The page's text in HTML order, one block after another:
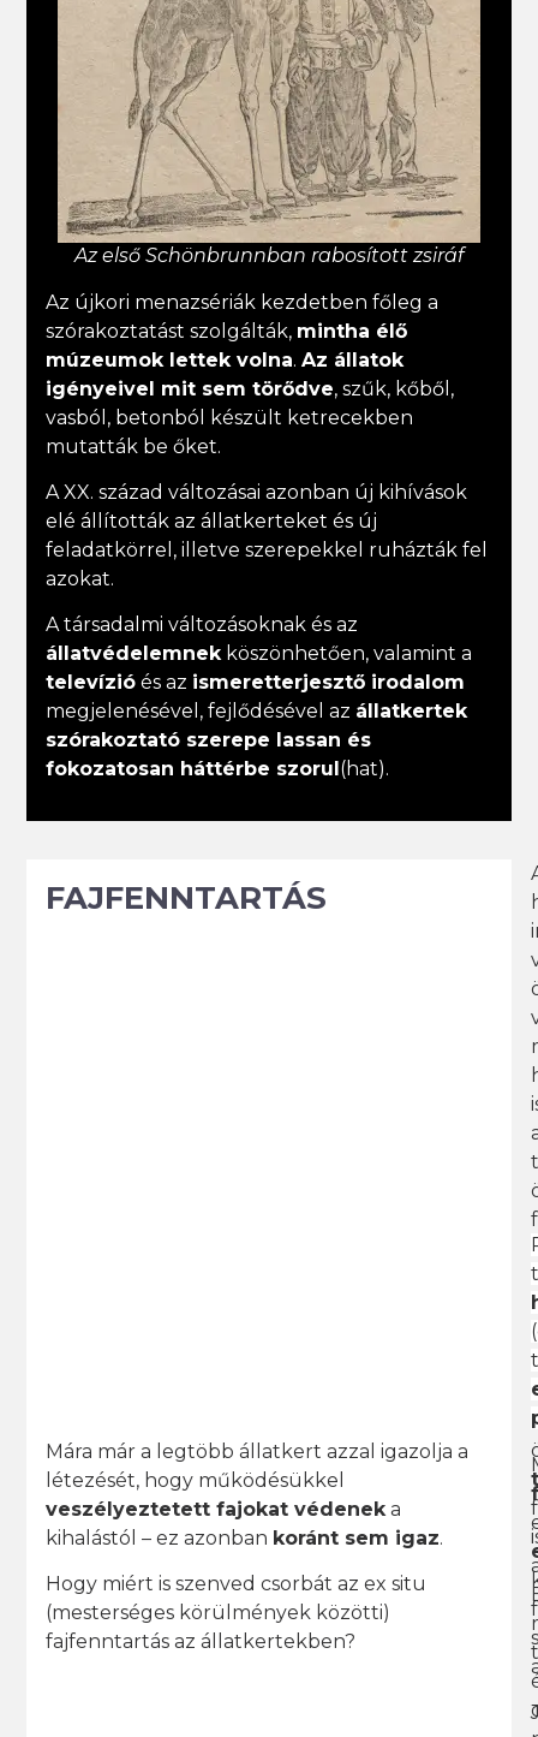
Az első Schönbrunnban rabosított zsiráf
Az újkori menazsériák kezdetben főleg a
szórakoztatást szolgálták, mintha élő
múzeumok lettek volna.Az állatok
igényeivel mit sem törődve, szűk, kőből,
vasból, betonból készült ketrecekben
mutatták be őket.
A XX. század változásai azonban új kihívások
elé állították az állatkerteket és új
feladatkörrel, illetve szerepekkel ruházták fel
azokat.
A társadalmi változásoknak és az
állatvédelemnekköszönhetően, valamint a
televízió és az ismeretterjesztő irodalom
megjelenésével, fejlődésével az állatkertek
szórakoztató szerepe lassan és
fokozatosan háttérbe szorul (hat).
FAJFENNTARTÁS
Mára már a legtöbb állatkert azzal igazolja a
létezését, hogy működésükkel
veszélyeztetett fajokat védenek a
kihalástól – ez azonban koránt sem igaz.
Hogy miért is szenved csorbát az ex situ
(mesterséges körülmények közötti)
fajfenntartás az állatkertekben?